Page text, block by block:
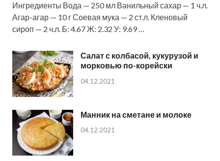
Ингредиенты Вода — 250 мл Ванильный сахар — 1 ч.л.
Агар-агар — 10 г Соевая мука — 2 ст.л. Кленовый
сироп — 2 ч.л. Б: 4.67 Ж: 2.32 У: 9.69 …
Салат с колбасой, кукурузой и
морковью по-корейски
04.12.2021
Манник на сметане и молоке
04.12.2021